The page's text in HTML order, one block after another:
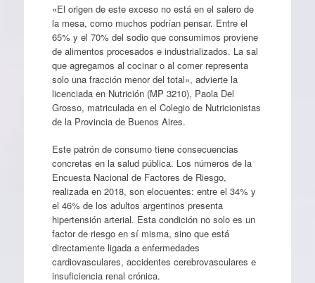
«El origen de este exceso no está en el salero de
la mesa, como muchos podrían pensar. Entre el
65% y el 70% del sodio que consumimos proviene
de alimentos procesados e industrializados. La sal
que agregamos al cocinar o al comer representa
solo una fracción menor del total», advierte la
licenciada en Nutrición (MP 3210), Paola Del
Grosso, matriculada en el Colegio de Nutricionistas
de la Provincia de Buenos Aires.
Este patrón de consumo tiene consecuencias
concretas en la salud pública. Los números de la
Encuesta Nacional de Factores de Riesgo,
realizada en 2018, son elocuentes: entre el 34% y
el 46% de los adultos argentinos presenta
hipertensión arterial. Esta condición no solo es un
factor de riesgo en sí misma, sino que está
directamente ligada a enfermedades
cardiovasculares, accidentes cerebrovasculares e
insuficiencia renal crónica.